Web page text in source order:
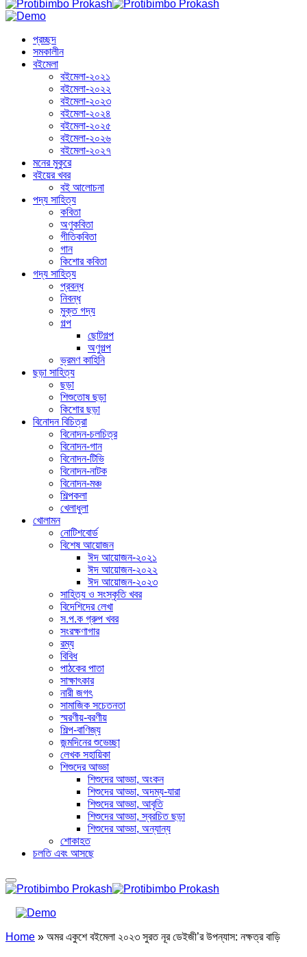
প্রচ্ছদ
সমকালীন
বইমেলা
বইমেলা-২০২১
বইমেলা-২০২২
বইমেলা-২০২৩
বইমেলা-২০২৪
বইমেলা-২০২৫
বইমেলা-২০২৬
বইমেলা-২০২৭
মনের মুকুরে
বইয়ের খবর
বই আলোচনা
পদ্য সাহিত্য
কবিতা
অণুকবিতা
গীতিকবিতা
গান
কিশোর কবিতা
গদ্য সাহিত্য
প্রবন্ধ
নিবন্ধ
মুক্ত গদ্য
গল্প
ছোটগল্প
অণুগল্প
ভ্রমণ কাহিনি
ছড়া সাহিত্য
ছড়া
শিশুতোষ ছড়া
কিশোর ছড়া
বিনোদন বিচিত্রা
বিনোদন-চলচিত্র
বিনোদন-গান
বিনোদন-টিভি
বিনোদন-নাটক
বিনোদন-মঞ্চ
শিল্পকলা
খেলাধুলা
খোলামন
নোটিশবোর্ড
বিশেষ আয়োজন
ঈদ আয়োজন-২০২১
ঈদ আয়োজন-২০২২
ঈদ আয়োজন-২০২৩
সাহিত্য ও সংস্কৃতি খবর
বিদেশিদের লেখা
স.প.ক গ্রুপ খবর
সংরক্ষণাগার
রম্য
বিবিধ
পাঠকের পাতা
সাক্ষাৎকার
নারী জগৎ
সামাজিক সচেতনতা
স্মরণীয়-বরণীয়
শিল্প-বাণিজ্য
জন্মদিনের শুভেচ্ছা
লেখক সহায়িকা
শিশুদের আড্ডা
শিশুদের আড্ডা, অংকন
শিশুদের আড্ডা, অদম্য-যারা
শিশুদের আড্ডা, আবৃতি
শিশুদের আড্ডা, স্বরচিত ছড়া
শিশুদের আড্ডা, অন্যান্য
শোকাহত
চলতি এবং আসছে
Home » অমর একুশে বইমেলা ২০২৩ সুরত নূর ডেইজী’র উপন্যাস: নক্ষত্র বাড়ি